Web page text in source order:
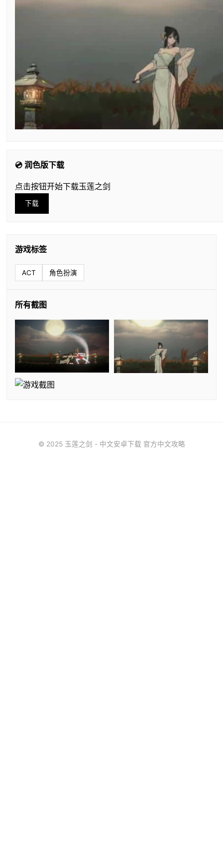
💿 润色版下载
点击按钮开始下载玉莲之剑
下载
游戏标签
ACT 角色扮演
所有截图
© 2025 玉莲之剑 - 中文安卓下载 官方中文攻略